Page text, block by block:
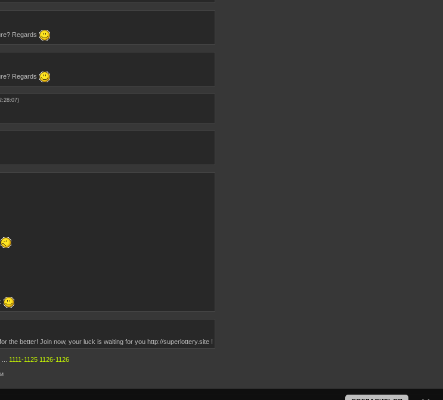
Regards
Regards
the better! Join now, your luck is waiting for you http://superlottery.site !
1111-1125 1126-1126